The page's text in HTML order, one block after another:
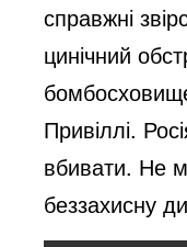
справжні
цинічний
Привіллі.
вбивати. Не
беззахисну